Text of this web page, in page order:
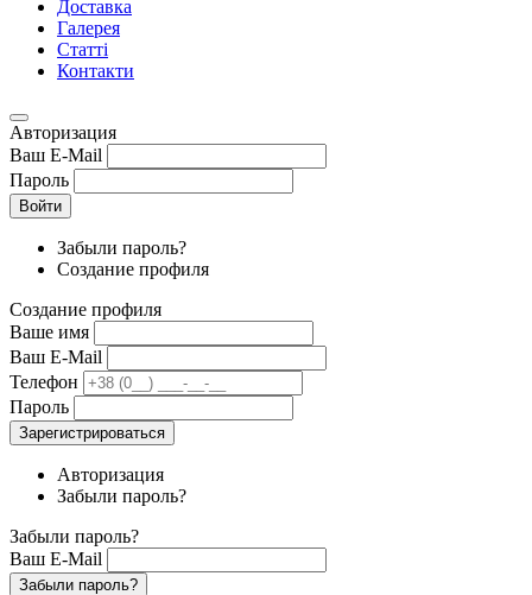
Доставка
Галерея
Статтi
Контакти
Авторизация
Ваш E-Mail
Пароль
Войти
Забыли пароль?
Создание профиля
Создание профиля
Ваше имя
Ваш E-Mail
Телефон
Пароль
Зарегистрироваться
Авторизация
Забыли пароль?
Забыли пароль?
Ваш E-Mail
Забыли пароль?